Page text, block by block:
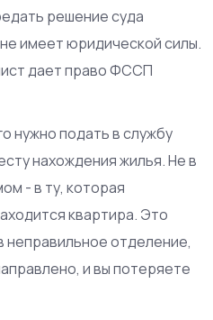
решение суда
имеет юридической силы.
дает право ФССП
нужно подать в службу
нахождения жилья. Не в
- в ту, которая
квартира. Это
неправильное отделение,
и вы потеряете